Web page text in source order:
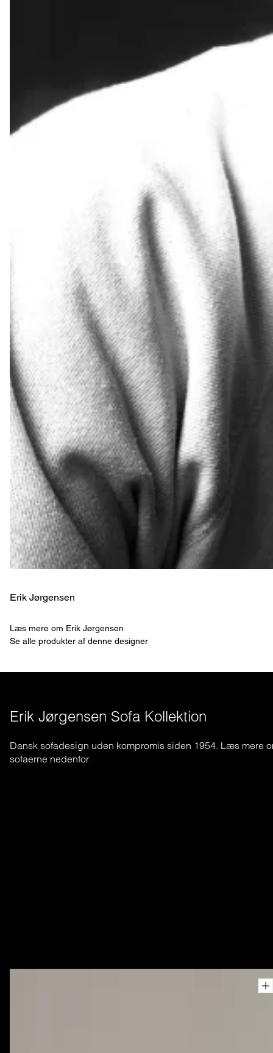
Erik Jørgensen
Læs mere om Erik Jørgensen
Se alle produkter af denne designer
Erik Jørgensen Sofa Kollektion
Dansk sofadesign uden kompromis siden 1954. Læs mere
sofaerne nedenfor.